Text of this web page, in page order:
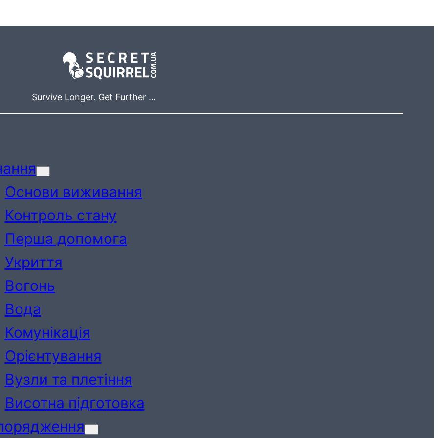
Survive Longer. Get Further …
Основи виживання
Контроль стану
Перша допомога
Укриття
Вогонь
Вода
Комунікація
Орієнтування
Вузли та плетіння
Висотна підготовка